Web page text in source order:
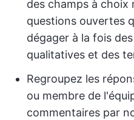
des champs à choix
questions ouvertes
dégager à la fois
qualitatives et des
Regroupez les
ou membre de
commentaires par